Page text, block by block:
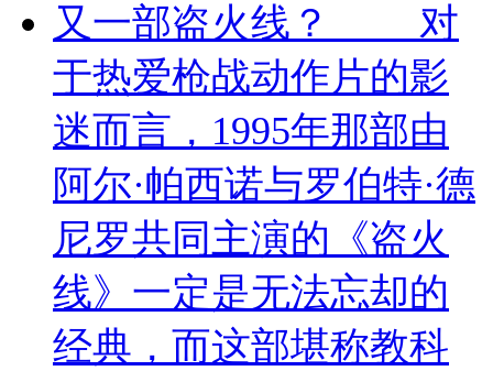
又一部盗火线？ 对
于热爱枪战动作片的影
迷而言，1995年那部由
阿尔·帕西诺与罗伯特·德
尼罗共同主演的《盗火
线》一定是无法忘却的
经典，而这部堪称教科